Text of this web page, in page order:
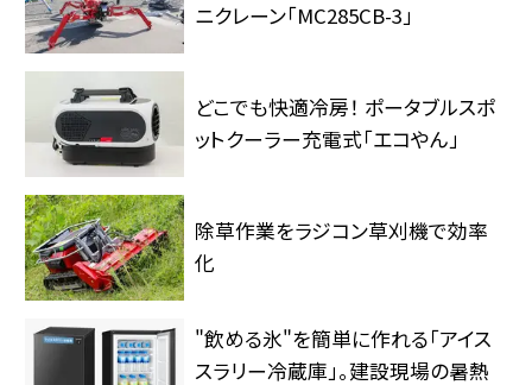
ニクレーン「MC285CB-3」
どこでも快適冷房！ ポータブルスポ
ットクーラー充電式「エコやん」
除草作業をラジコン草刈機で効率
化
"飲める氷"を簡単に作れる「アイス
スラリー冷蔵庫」。建設現場の暑熱